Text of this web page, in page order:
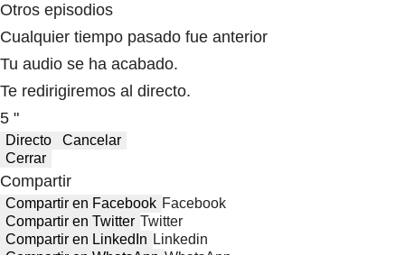
Otros episodios
Cualquier tiempo pasado fue anterior
Tu audio se ha acabado.
Te redirigiremos al directo.
5 "
Directo
Cancelar
Cerrar
Compartir
Compartir en Facebook Facebook
Compartir en Twitter Twitter
Compartir en LinkedIn Linkedin